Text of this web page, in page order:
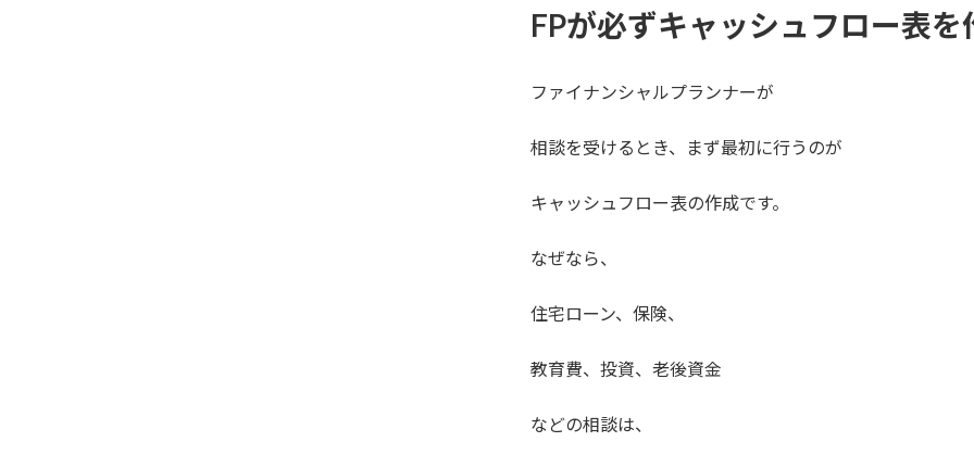
FPが必ずキャッシュフロー表を
ファイナンシャルプランナーが
相談を受けるとき、まず最初に行うのが
キャッシュフロー表の作成です。
なぜなら、
住宅ローン、保険、
教育費、投資、老後資金
などの相談は、